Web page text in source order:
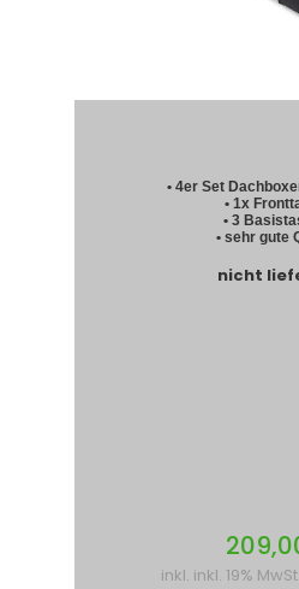
• 4er Set
• 1x
• 3
• sehr gute
nicht
inkl. inkl. 19%